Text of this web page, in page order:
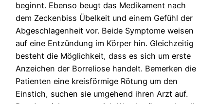
beginnt. Ebenso beugt das Medikament nach
dem Zeckenbiss Übelkeit und einem Gefühl der
Abgeschlagenheit vor. Beide Symptome weisen
auf eine Entzündung im Körper hin. Gleichzeitig
besteht die Möglichkeit, dass es sich um erste
Anzeichen der Borreliose handelt. Bemerken die
Patienten eine kreisförmige Rötung um den
Einstich, suchen sie umgehend ihren Arzt auf.